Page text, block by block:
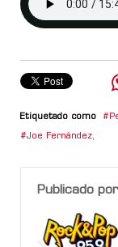
Etiquetado como
Joe Fernández,
Publicado por